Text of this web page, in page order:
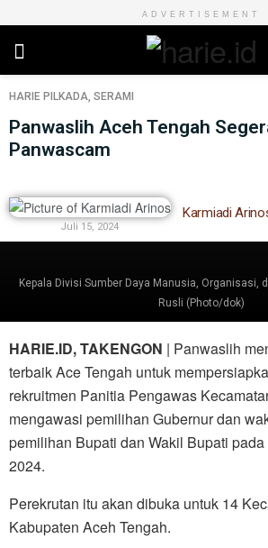
ADVERTISEMENT
HARIE PILKADA, SERAMI
Panwaslih Aceh Tengah
Panwascam
Karmiadi
Juli 15, 2024
Kepala Divisi Sumber Daya Manusia, Organisasi,
Rusli (Photo/dok)
HARIE.ID, TAKENGON | Panwaslih
terbaik Ace Tengah untuk
rekruitmen Panitia Pengawas
mengawasi pemilihan Gubernur dan
pemilihan Bupati dan Wakil Bupati
2024.
Perekrutan itu akan dibuka untuk 14
Kabupaten Aceh Tengah.